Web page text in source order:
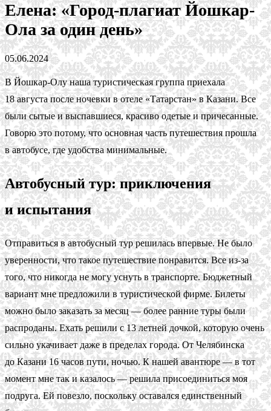
Елена: «Город-плагиат Йошкар-
Ола за один день»
05.06.2024
В Йошкар-Олу наша туристическая группа приехала
18 августа после ночевки в отеле «Татарстан» в Казани. Все
были сытые и выспавшиеся, красиво одетые и причесанные.
Говорю это потому, что основная часть путешествия прошла
в автобусе, где удобства минимальные.
Автобусный тур: приключения
и испытания
Отправиться в автобусный тур решилась впервые. Не было
уверенности, что такое путешествие понравится. Все из-за
того, что никогда не могу уснуть в транспорте. Бюджетный
вариант мне предложили в туристической фирме. Билеты
можно было заказать за месяц — более ранние туры были
распроданы. Ехать решили с 13 летней дочкой, которую очень
сильно укачивает даже в пределах города. От Челябинска
до Казани 16 часов пути, ночью. К нашей авантюре — в тот
момент мне так и казалось — решила присоединиться моя
подруга. Ей повезло, поскольку оставался единственный